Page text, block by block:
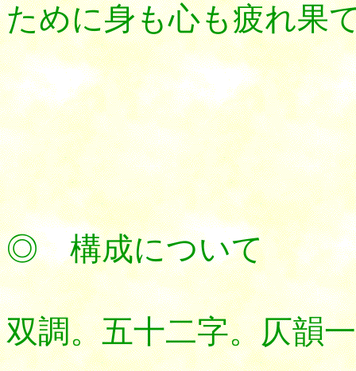
ために身も心も疲れ果
◎ 構成について
双調。五十二字。仄韻